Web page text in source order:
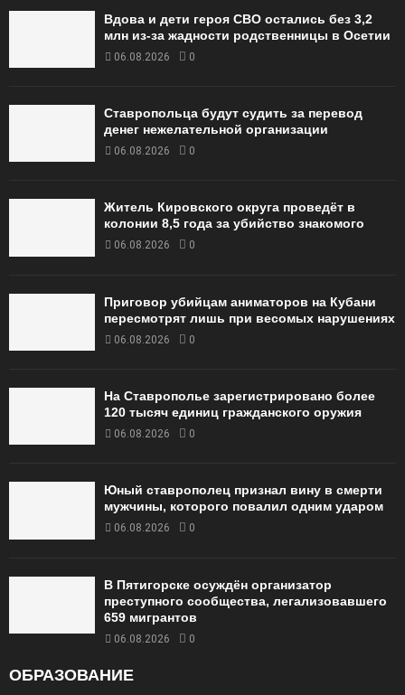
Вдова и дети героя СВО остались без 3,2
млн из-за жадности родственницы в Осетии
06.08.2026 0
Ставропольца будут судить за перевод
денег нежелательной организации
06.08.2026 0
Житель Кировского округа проведёт в
колонии 8,5 года за убийство знакомого
06.08.2026 0
Приговор убийцам аниматоров на Кубани
пересмотрят лишь при весомых нарушениях
06.08.2026 0
На Ставрополье зарегистрировано более
120 тысяч единиц гражданского оружия
06.08.2026 0
Юный ставрополец признал вину в смерти
мужчины, которого повалил одним ударом
06.08.2026 0
В Пятигорске осуждён организатор
преступного сообщества, легализовавшего
659 мигрантов
06.08.2026 0
ОБРАЗОВАНИЕ